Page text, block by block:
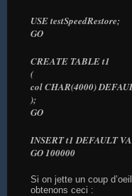
USE testSpeedRestore;
GO
CREATE TABLE t1
(
col CHAR(4000)
);
GO
INSERT t1 DEFAULT
GO 100000
Si on jette un coup
obtenons ceci :